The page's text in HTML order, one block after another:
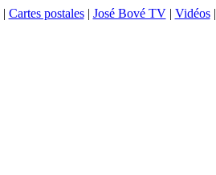
| Cartes postales| José Bové TV| Vidéos|